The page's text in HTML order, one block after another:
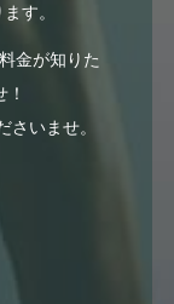
す。
金が知りた
いませ。